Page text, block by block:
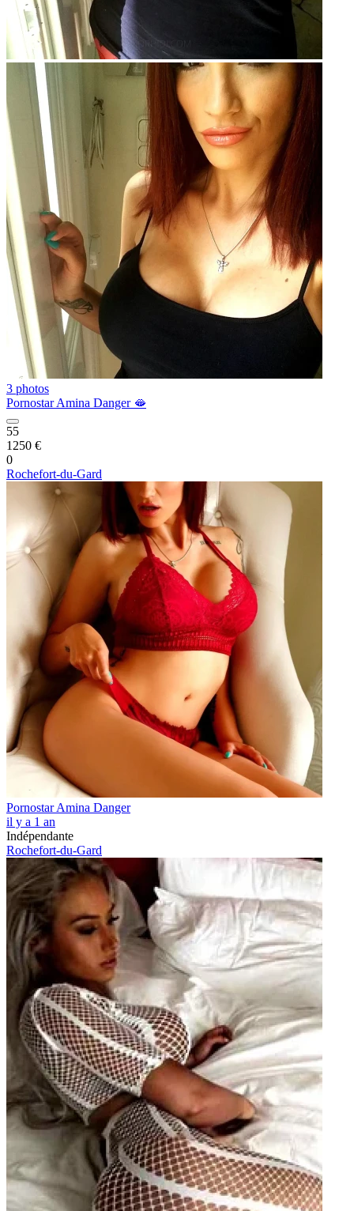
3 photos
Pornostar Amina Danger 🫦
55
1250 €
0
Rochefort-du-Gard
Pornostar Amina Danger
il y a 1 an
Indépendante
Rochefort-du-Gard